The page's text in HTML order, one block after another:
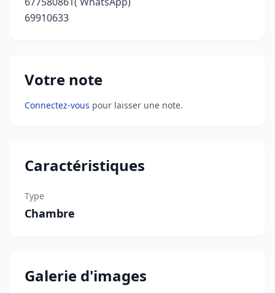
69910633
Votre note
Connectez-vous pour laisser une note.
Caractéristiques
Type
Chambre
Galerie d'images